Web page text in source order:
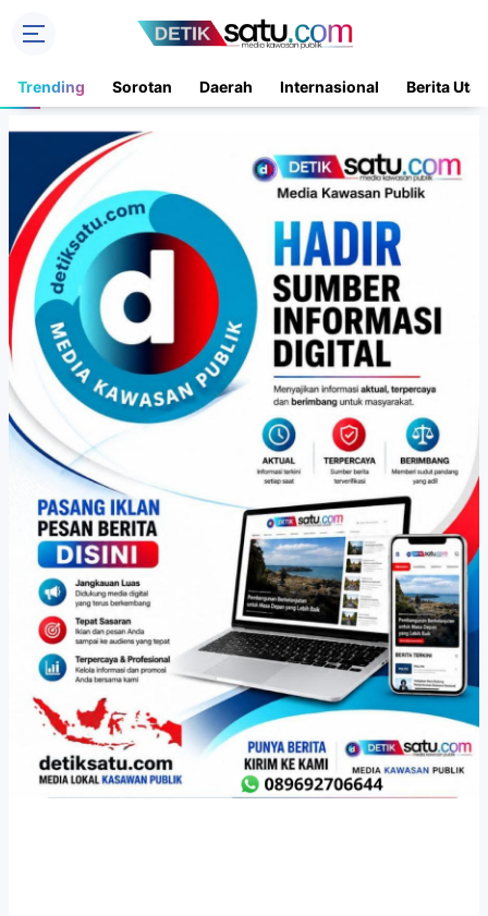
Trending Sorotan Daerah Internasional Berita